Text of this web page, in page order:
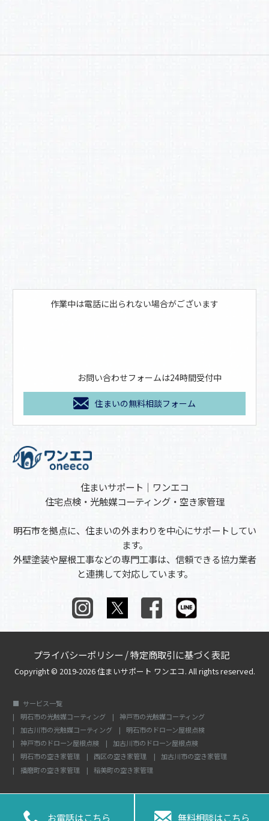
作業中は電話に出られない場合がございます
お問い合わせフォームは24時間受付中
住まいの無料相談フォーム
住まいサポート｜ワンエコ
住宅点検・光触媒コーティング・空き家管理
明石市を拠点に、住まいの外まわりを中心にサポートしてい
ます。
外壁塗装や屋根工事などの専門工事は、信頼できる協力業者
と連携して対応しています。
プライバシーポリシー /特定商取引に基づく表記
Copyright © 2019-2026 住まいサポート ワンエコ. All rights reserved.
サービス一覧
明石市の光触媒コーティング
神戸市の光触媒コーティング
加古川市の光触媒コーティング
明石市のドローン屋根点検
神戸市のドローン屋根点検
加古川市のドローン屋根点検
明石市の空き家管理
西区の空き家管理
加古川市の空き家管理
播磨町の空き家管理
稲美町の空き家管理
お電話はこちら 無料相談はこちら